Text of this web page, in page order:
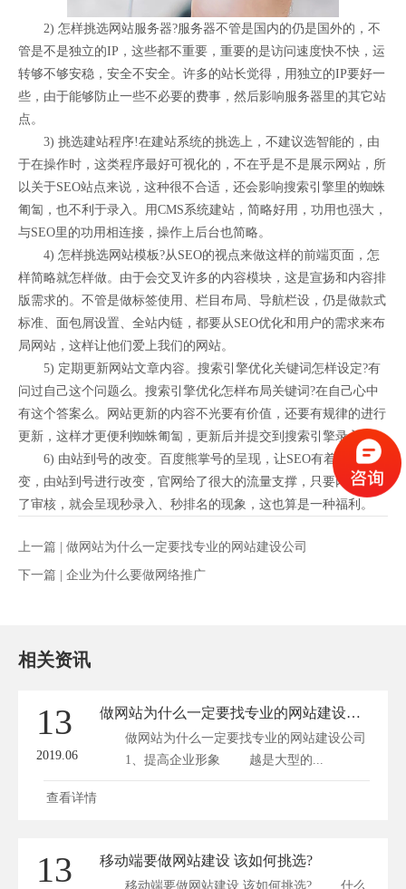
2) 怎样挑选网站服务器?服务器不管是国内的仍是国外的，不
管是不是独立的IP，这些都不重要，重要的是访问速度快不快，运
转够不够安稳，安全不安全。许多的站长觉得，用独立的IP要好一
些，由于能够防止一些不必要的费事，然后影响服务器里的其它站
点。
3) 挑选建站程序!在建站系统的挑选上，不建议选智能的，由
于在操作时，这类程序最好可视化的，不在乎是不是展示网站，所
以关于SEO站点来说，这种很不合适，还会影响搜索引擎里的蜘蛛
匍匐，也不利于录入。用CMS系统建站，简略好用，功用也强大，
与SEO里的功用相连接，操作上后台也简略。
4) 怎样挑选网站模板?从SEO的视点来做这样的前端页面，怎
样简略就怎样做。由于会交叉许多的内容模块，这是宣扬和内容排
版需求的。不管是做标签使用、栏目布局、导航栏设，仍是做款式
标准、面包屑设置、全站内链，都要从SEO优化和用户的需求来布
局网站，这样让他们爱上我们的网站。
5) 定期更新网站文章内容。搜索引擎优化关键词怎样设定?有
问过自己这个问题么。搜索引擎优化怎样布局关键词?在自己心中
有这个答案么。网站更新的内容不光要有价值，还要有规律的进行
更新，这样才更便利蜘蛛匍匐，更新后并提交到搜索引擎录入。
6) 由站到号的改变。百度熊掌号的呈现，让SEO有着很大的改
变，由站到号进行改变，官网给了很大的流量支撑，只要内容通过
了审核，就会呈现秒录入、秒排名的现象，这也算是一种福利。
上一篇 | 做网站为什么一定要找专业的网站建设公司
下一篇 | 企业为什么要做网络推广
相关资讯
13
2019.06
做网站为什么一定要找专业的网站建设公司
做网站为什么一定要找专业的网站建设公司
1、提高企业形象 越是大型的...
查看详情
13 移动端要做网站建设 该如何挑选?
移动端要做网站建设 该如何挑选? 什么